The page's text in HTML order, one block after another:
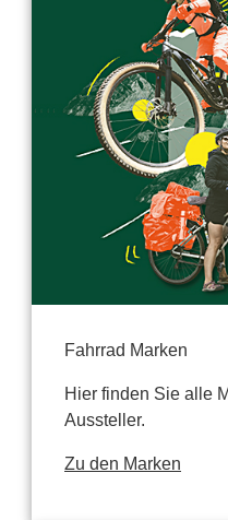
Fahrrad Marken
Hier finden Sie alle
Aussteller.
Zu den Marken